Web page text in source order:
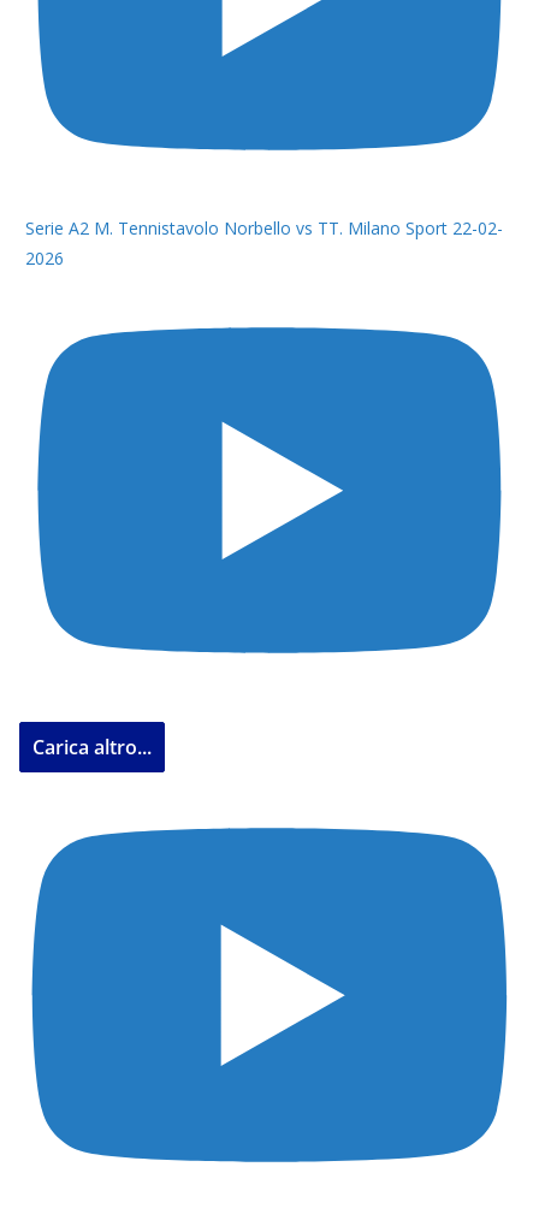
Serie A2 M. Tennistavolo Norbello vs TT. Milano Sport 22-02-
2026
Carica altro...